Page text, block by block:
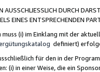
AUSSCHLIESSLICH DURCH
EINES ENTSPRECHENDEN
(i) im Einklang mit der
definiert)
für den in der
(i) in einer Weise, die ein